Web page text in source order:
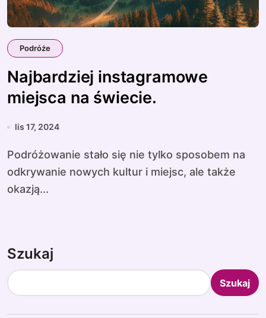
Podróże
Najbardziej instagramowe
miejsca na świecie.
lis 17, 2024
Podróżowanie stało się nie tylko sposobem na
odkrywanie nowych kultur i miejsc, ale także
okazją...
Szukaj
Szukaj